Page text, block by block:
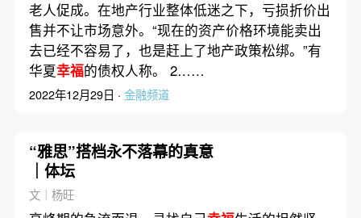
老人促成。在地产行业整体低迷之下，亏损折价出
售并不让市场意外。“现在的资产价格环境能卖出
去已经不容易了，也是赶上了地产政策松绑。”有
华夏幸福的债权人称。 2……
2022年12月29日 · 金融频道
“雅思”搭档永不落幕的真意
｜体坛
文｜杨旺